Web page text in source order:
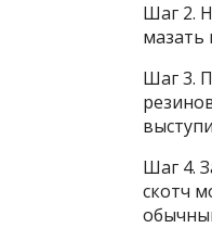
Шаг 2.
мазать
Шаг 3.
Шаг 4.
скотч